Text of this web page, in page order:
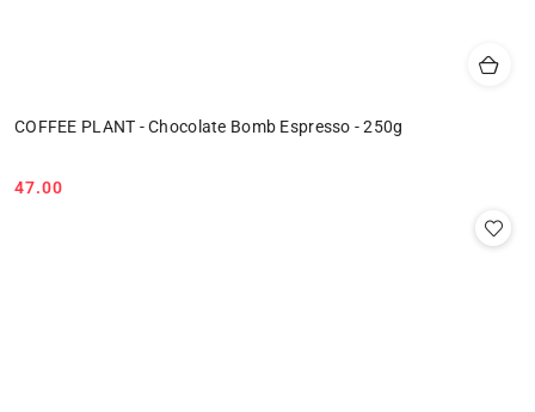
COFFEE PLANT - Chocolate Bomb Espresso - 250g
Cena:
47.00